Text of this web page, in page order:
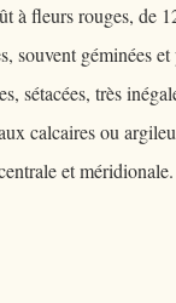
à fleurs rouges, de
souvent géminées
sétacées, très
calcaires ou
et